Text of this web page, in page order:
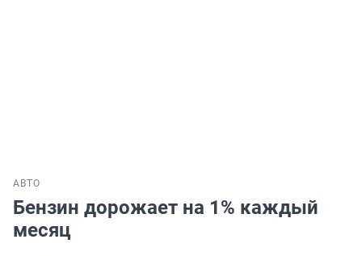
АВТО
Бензин дорожает на 1% каждый
месяц